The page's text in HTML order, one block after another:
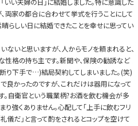
いい夫婦の日」に結婚しました。特に意識した
両家の都合に合わせて挙式を行うことにして
晴らしい日に結婚できたことを幸せに思ってい
いと思いますが、人からモノを頼まれると、
格の持ち主です。新聞や、保険の勧誘など
り下手で…)結局契約してしまいました。(笑)
良かったのですが、これだけは器用になって
。自衛官という職業柄?お酒を飲む機会が多
強くありません。心配して「上手に飲むフリ
礼儀だ」と言って酌をされるとコップを空けて